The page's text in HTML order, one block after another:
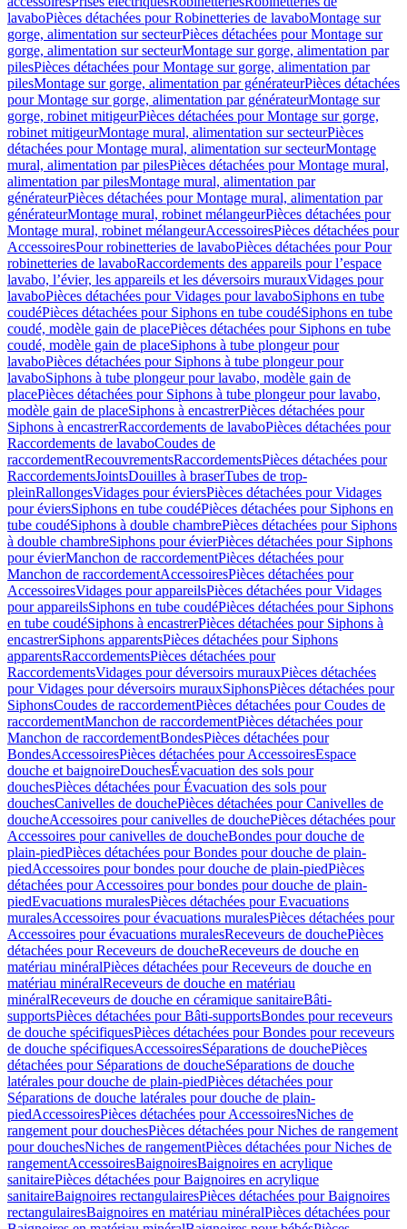
lavaboPièces détachées pour Robinetteries de lavaboMontage sur
gorge, alimentation sur secteurPièces détachées pour Montage sur
gorge, alimentation sur secteurMontage sur gorge, alimentation par
pilesPièces détachées pour Montage sur gorge, alimentation par
pilesMontage sur gorge, alimentation par générateurPièces détachées
pour Montage sur gorge, alimentation par générateurMontage sur
gorge, robinet mitigeurPièces détachées pour Montage sur gorge,
robinet mitigeurMontage mural, alimentation sur secteurPièces
détachées pour Montage mural, alimentation sur secteurMontage
mural, alimentation par pilesPièces détachées pour Montage mural,
alimentation par pilesMontage mural, alimentation par
générateurPièces détachées pour Montage mural, alimentation par
générateurMontage mural, robinet mélangeurPièces détachées pour
Montage mural, robinet mélangeurAccessoiresPièces détachées pour
AccessoiresPour robinetteries de lavaboPièces détachées pour Pour
robinetteries de lavaboRaccordements des appareils pour l’espace
lavabo, l’évier, les appareils et les déversoirs murauxVidages pour
lavaboPièces détachées pour Vidages pour lavaboSiphons en tube
coudéPièces détachées pour Siphons en tube coudéSiphons en tube
coudé, modèle gain de placePièces détachées pour Siphons en tube
coudé, modèle gain de placeSiphons à tube plongeur pour
lavaboPièces détachées pour Siphons à tube plongeur pour
lavaboSiphons à tube plongeur pour lavabo, modèle gain de
placePièces détachées pour Siphons à tube plongeur pour lavabo,
modèle gain de placeSiphons à encastrerPièces détachées pour
Siphons à encastrerRaccordements de lavaboPièces détachées pour
Raccordements de lavaboCoudes de
raccordementRecouvrementsRaccordementsPièces détachées pour
RaccordementsJointsDouilles à braserTubes de trop-
pleinRallongesVidages pour éviersPièces détachées pour Vidages
pour éviersSiphons en tube coudéPièces détachées pour Siphons en
tube coudéSiphons à double chambrePièces détachées pour Siphons
à double chambreSiphons pour évierPièces détachées pour Siphons
pour évierManchon de raccordementPièces détachées pour
Manchon de raccordementAccessoiresPièces détachées pour
AccessoiresVidages pour appareilsPièces détachées pour Vidages
pour appareilsSiphons en tube coudéPièces détachées pour Siphons
en tube coudéSiphons à encastrerPièces détachées pour Siphons à
encastrerSiphons apparentsPièces détachées pour Siphons
apparentsRaccordementsPièces détachées pour
RaccordementsVidages pour déversoirs murauxPièces détachées
pour Vidages pour déversoirs murauxSiphonsPièces détachées pour
SiphonsCoudes de raccordementPièces détachées pour Coudes de
raccordementManchon de raccordementPièces détachées pour
Manchon de raccordementBondesPièces détachées pour
BondesAccessoiresPièces détachées pour AccessoiresEspace
douche et baignoireDouchesÉvacuation des sols pour
douchesPièces détachées pour Évacuation des sols pour
douchesCanivelles de douchePièces détachées pour Canivelles de
doucheAccessoires pour canivelles de douchePièces détachées pour
Accessoires pour canivelles de doucheBondes pour douche de
plain-piedPièces détachées pour Bondes pour douche de plain-
piedAccessoires pour bondes pour douche de plain-piedPièces
détachées pour Accessoires pour bondes pour douche de plain-
piedEvacuations muralesPièces détachées pour Evacuations
muralesAccessoires pour évacuations muralesPièces détachées pour
Accessoires pour évacuations muralesReceveurs de douchePièces
détachées pour Receveurs de doucheReceveurs de douche en
matériau minéralPièces détachées pour Receveurs de douche en
matériau minéralReceveurs de douche en matériau
minéralReceveurs de douche en céramique sanitaireBâti-
supportsPièces détachées pour Bâti-supportsBondes pour receveurs
de douche spécifiquesPièces détachées pour Bondes pour receveurs
de douche spécifiquesAccessoiresSéparations de douchePièces
détachées pour Séparations de doucheSéparations de douche
latérales pour douche de plain-piedPièces détachées pour
Séparations de douche latérales pour douche de plain-
piedAccessoiresPièces détachées pour AccessoiresNiches de
rangement pour douchesPièces détachées pour Niches de rangement
pour douchesNiches de rangementPièces détachées pour Niches de
rangementAccessoiresBaignoiresBaignoires en acrylique
sanitairePièces détachées pour Baignoires en acrylique
sanitaireBaignoires rectangulairesPièces détachées pour Baignoires
rectangulairesBaignoires en matériau minéralPièces détachées pour